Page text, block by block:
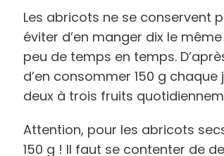
Les abricots ne se conservent
éviter d’en manger dix le
peu de temps en temps.
d’en consommer 150 g
deux à trois fruits
Attention, pour les abricots
150 g ! Il faut se contenter de